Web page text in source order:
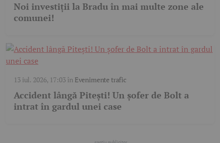
Noi investiții la Bradu în mai multe zone ale
comunei!
13 iul. 2026, 17:03în Evenimente trafic
Accident lângă Pitești! Un șofer de Bolt a
intrat în gardul unei case